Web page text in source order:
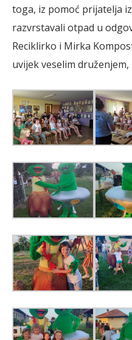
toga, iz pomoć prijatelja
razvrstavali otpad u
Reciklirko i Mirka
uvijek veselim